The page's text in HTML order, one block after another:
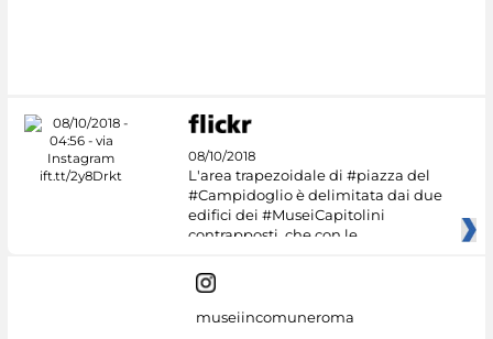
08/10/2018
L'area trapezoidale di #piazza del
#Campidoglio è delimitata dai due
edifici dei #MuseiCapitolini
contrapposti, che con le
museiincomuneroma